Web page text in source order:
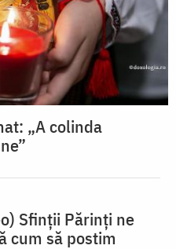
„A colinda
Sfinții Părinți ne
cum să postim